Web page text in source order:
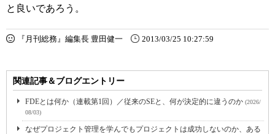
と良いであろう。
『月刊総務』編集長 豊田健一 2013/03/25 10:27:59
関連記事＆ブログエントリー
FDEとは何か（連載第1回）／従来のSEと、何が決定的に違うのか (2026/
08/03)
なぜプロジェクト管理を学んでもプロジェクトは成功しないのか、ある